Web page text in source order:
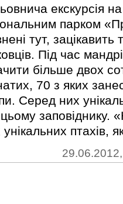
екскурсія
парком
тут, зацікавить
Під час
більше двох
70 з яких
Серед них
заповіднику.
птахів,